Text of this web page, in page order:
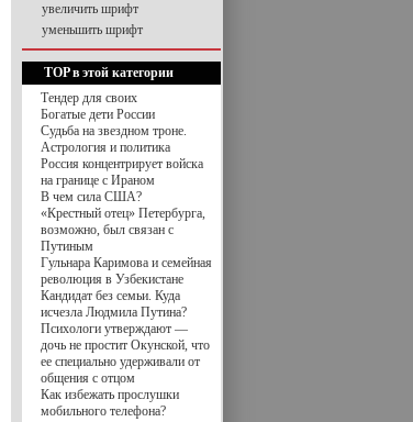
увеличить шрифт
уменьшить шрифт
TOP в этой категории
Тендер для своих
Богатые дети России
Судьба на звездном троне.
Астрология и политика
Россия концентрирует войска
на границе с Ираном
В чем сила США?
«Крестный отец» Петербурга,
возможно, был связан с
Путиным
Гульнара Каримова и семейная
революция в Узбекистане
Кандидат без семьи. Куда
исчезла Людмила Путина?
Психологи утверждают —
дочь не простит Окунской, что
ее специально удерживали от
общения с отцом
Как избежать прослушки
мобильного телефона?